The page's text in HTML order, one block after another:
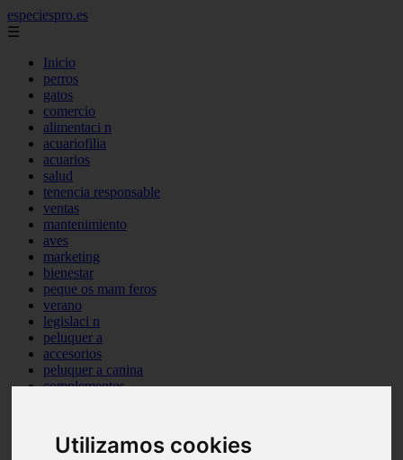
Utilizamos cookies
especiespro.es
☰
Inicio
perros
gatos
comercio
alimentaci n
acuariofilia
acuarios
salud
tenencia responsable
ventas
mantenimiento
aves
marketing
bienestar
peque os mam feros
verano
legislaci n
peluquer a
accesorios
peluquer a canina
complementos
protagonistas
reptiles